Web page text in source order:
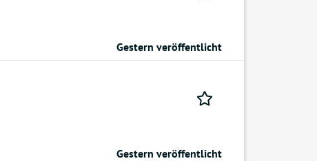
Gestern veröffentlicht
Gestern veröffentlicht